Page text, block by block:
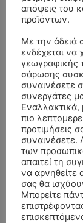
απόψεις του
προϊόντων.
Με την άδειά
ενδέχεται να
γεωγραφικής
σάρωσης
συναινέσετε
συνεργάτες
Εναλλακτικά,
πιο
προτιμήσεις
συναινέσετε.
των
απαιτεί τη
να αρνηθείτε
σας θα
Μπορείτε